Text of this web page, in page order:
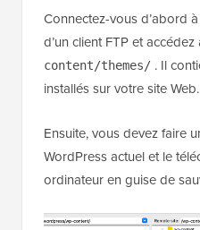
Connectez-vous d’abord
d’un client FTP et
content/themes/ . Il
installés sur votre site Web.
Ensuite, vous devez faire
WordPress actuel et le
ordinateur en guise de